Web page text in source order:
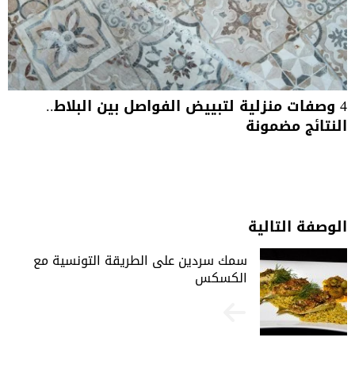
4 وصفات منزلية لتبييض الفواصل بين البلاط..
النتائج مضمونة
الوصفة التالية
سمك سردين على الطريقة التونسية مع
الكسكس